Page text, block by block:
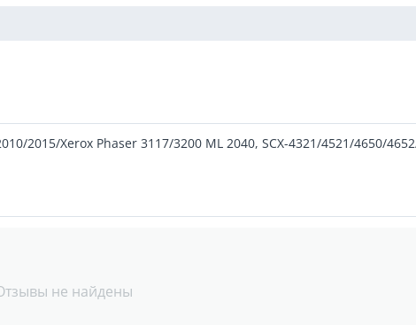
2015/Xerox Phaser 3117/3200 ML 2040, SCX-4321/4521/4650/
не найдены